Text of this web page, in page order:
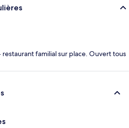
restaurant familial sur place. Ouvert tous